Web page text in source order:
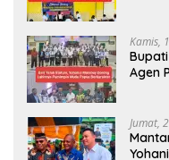
Kamis,
Agen
Jumat,